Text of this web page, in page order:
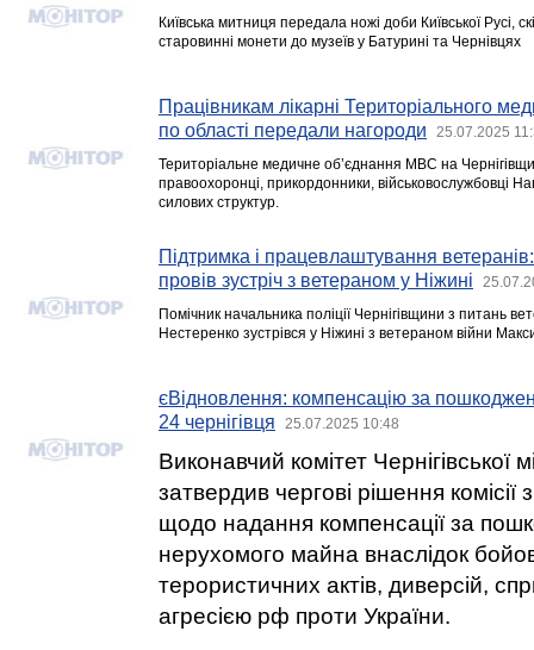
Київська митниця передала ножі доби Київської Русі,
старовинні монети до музеїв у Батурині та Чернівцях
Працівникам лікарні Територіального
по області передали нагороди
25.07.2025
Територіальне медичне об’єднання МВС на
правоохоронці, прикордонники, військовослужбовці
силових структур.
Підтримка і працевлаштування
провів зустріч з ветераном у Ніжині
Помічник начальника поліції Чернігівщини з питань
Нестеренко зустрівся у Ніжині з ветераном війни
єВідновлення: компенсацію за
24 чернігівця
25.07.2025 10:48
Виконавчий комітет Чернігівської
затвердив чергові рішення комісії
щодо надання компенсації за
нерухомого майна внаслідок
терористичних актів, диверсій,
агресією рф проти України.